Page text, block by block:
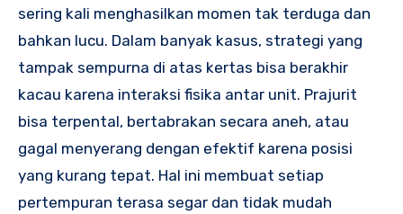
sering kali menghasilkan momen tak terduga dan
bahkan lucu. Dalam banyak kasus, strategi yang
tampak sempurna di atas kertas bisa berakhir
kacau karena interaksi fisika antar unit. Prajurit
bisa terpental, bertabrakan secara aneh, atau
gagal menyerang dengan efektif karena posisi
yang kurang tepat. Hal ini membuat setiap
pertempuran terasa segar dan tidak mudah